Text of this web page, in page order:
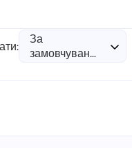
За
замовчуванням